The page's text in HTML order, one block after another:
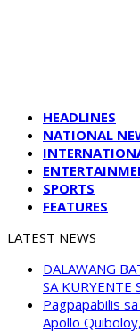
HEADLINES
NATIONAL
SPORTS
FEATURES
LATEST NEWS
DALAWANG
SA KURYENTE
Pagpapabilis
Apollo